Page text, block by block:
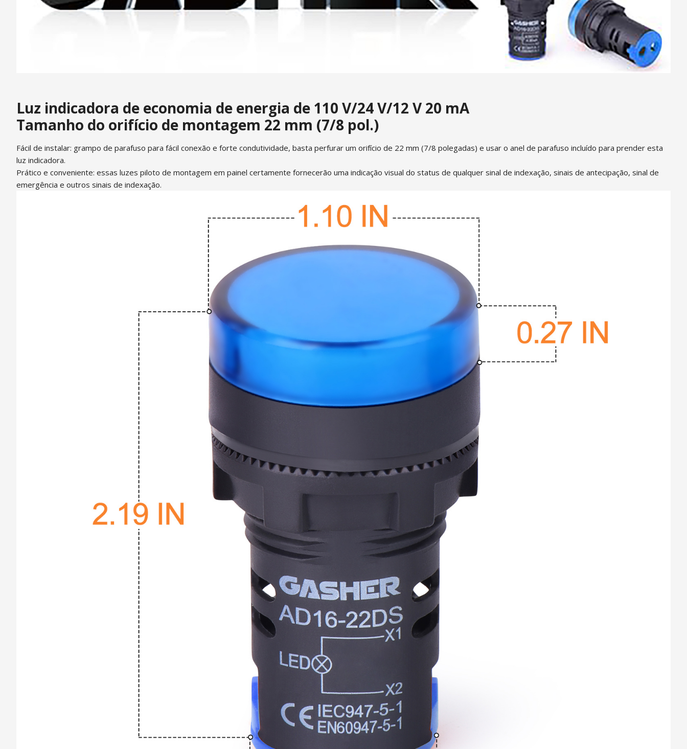
Luz indicadora de economia de energia de 110 V/24 V/12 V 20 mA
Tamanho do orifício de montagem 22 mm (7/8 pol.)
Fácil de instalar: grampo de parafuso para fácil conexão e forte condutividade, basta perfurar um orifício de 22 mm (7/8 polegadas) e usar o anel de parafuso incluído para prender esta
luz indicadora.
Prático e conveniente: essas luzes piloto de montagem em painel certamente fornecerão uma indicação visual do status de qualquer sinal de indexação, sinais de antecipação, sinal de
emergência e outros sinais de indexação.